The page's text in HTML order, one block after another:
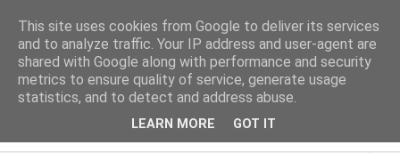
Digital Preservation CZ -
BLOG
Blog o dlouhodobé archivaci digitálních informací
This site uses cookies from Google to deliver its services
and to analyze traffic. Your IP address and user-agent are
shared with Google along with performance and security
metrics to ensure quality of service, generate usage
statistics, and to detect and address abuse.
LEARN MORE GOT IT